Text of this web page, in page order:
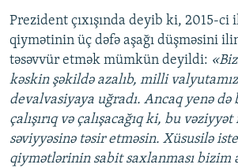
Prezident çıxışında deyib ki, 2015-ci
qiymətinin üç dəfə aşağı düşməsini
təsəvvür etmək mümkün deyildi:
kəskin şəkildə azalıb, milli
devalvasiyaya uğradı. Ancaq yenə də
çalışırıq və çalışacağıq ki, bu
səviyyəsinə təsir etməsin. Xüsusilə
qiymətlərinin sabit saxlanması bizim